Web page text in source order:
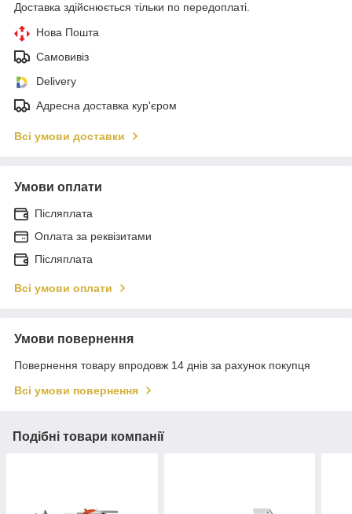
Доставка здійснюється тільки по передоплаті.
Нова Пошта
Самовивіз
Delivery
Адресна доставка кур'єром
Всі умови доставки
Умови оплати
Післяплата
Оплата за реквізитами
Післяплата
Всі умови оплати
Умови повернення
Повернення товару впродовж 14 днів за рахунок покупця
Всі умови повернення
Подібні товари компанії